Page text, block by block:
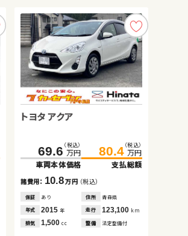
トヨタ アクア
69.6 （税込）
万円
車両本体価格
80.4（税込）
万円
支払総額
諸費用： 10.8万円 （税込）
保証 あり 住所
青森県
年式
2015年 走行 123,100 km
排気
1,500cc 整備 法定整備付
トヨタ ヴェルファイア
332.2
車両本体価格
344.8（税込）
万円
支払総額
トヨタ ノア
339.8 万円
車両本体価格
352.8
支払総額
諸費用：13.0 （税込）
保証 なし 住所 鳥取県